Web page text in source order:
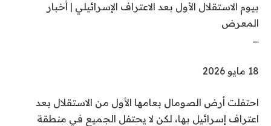
بيوم الاستقلال الأول بعد الاعتراف الإسرائيلي | أخبار
المعرض
…
نُ
ر
ت
18 مايو 2026
احتفلت أرض الصومال بعامها الأول من الاستقلال بعد
اعتراف إسرائيل بها، لكن لا يحتفل الجميع في منطقة